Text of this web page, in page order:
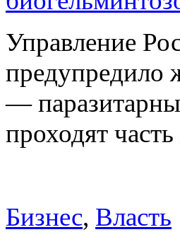
Управление
предупредило
—
проходят
Бизнес, Власть